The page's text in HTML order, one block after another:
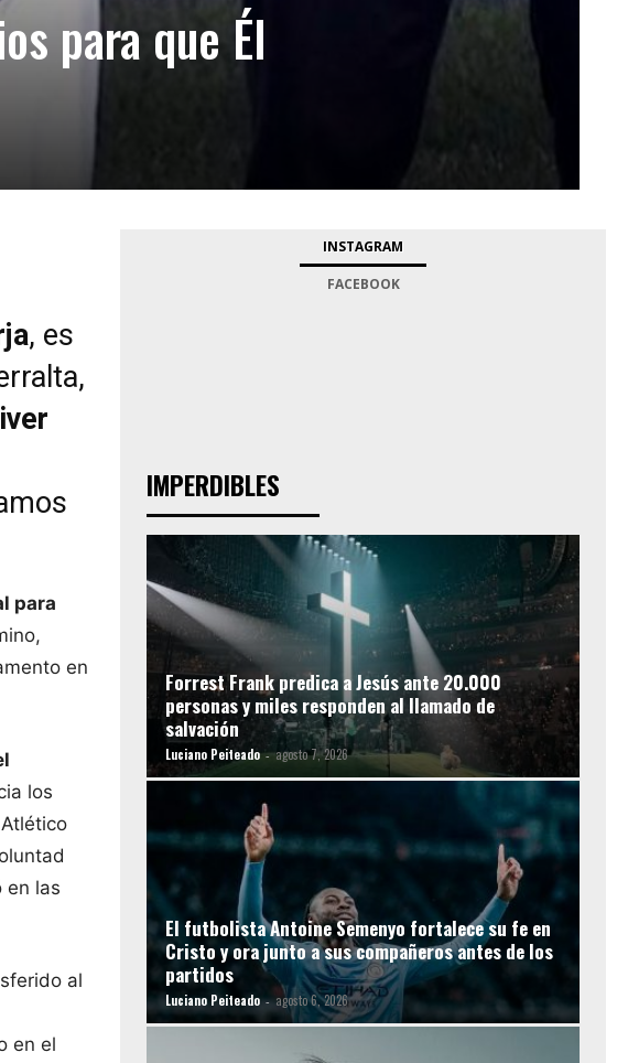
para que Él
, es
para
en
los
en las
al
en el
INSTAGRAM
FACEBOOK
IMPERDIBLES
Forrest Frank predica a Jesús ante 20.000
personas y miles responden al llamado de
salvación
Luciano Peiteado - agosto 7, 2026
El futbolista Antoine Semenyo fortalece su fe en
Cristo y ora junto a sus compañeros antes de los
partidos
Luciano Peiteado - agosto 6, 2026